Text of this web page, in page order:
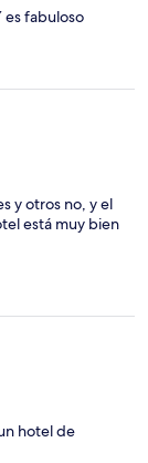
es fabuloso
y otros no, y el
está muy bien
hotel de